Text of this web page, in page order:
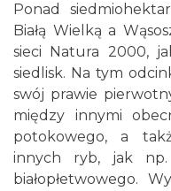
Ponad
Białą Wielką a
sieci Natura 2000,
siedlisk. Na tym
swój prawie
między innymi
potokowego, a
innych ryb, jak np.
białopłetwowego.